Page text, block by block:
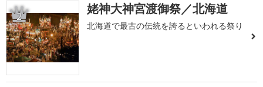
2 姥神大神宮渡御祭／北海道
北海道で最古の伝統を誇るといわれる祭り